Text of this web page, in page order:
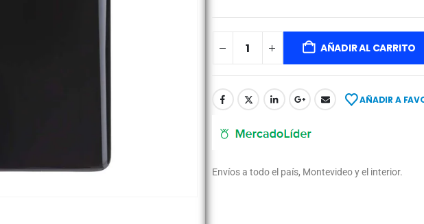
AÑADIR AL CARRITO
AÑADIR A
Envíos a todo el país, Montevideo y el interior.